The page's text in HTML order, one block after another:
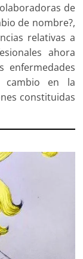
de
de nombre?,
relativas a
ahora
enfermedades
cambio en la
constituidas